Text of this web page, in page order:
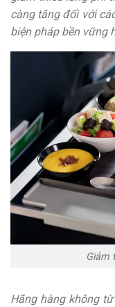
càng tăng đối với
biện pháp bền vững
Giảm
Hãng hàng không